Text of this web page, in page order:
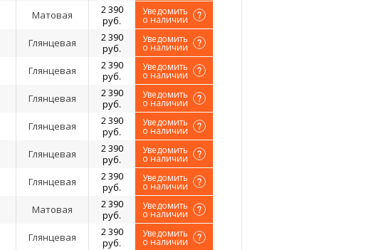
Матовая
2 390
руб.
Уведомить
о наличии
Глянцевая
2 390
руб.
Уведомить
о наличии
Глянцевая
2 390
руб.
Уведомить
о наличии
Глянцевая
2 390
руб.
Уведомить
о наличии
Глянцевая
2 390
руб.
Уведомить
о наличии
Глянцевая
2 390
руб.
Уведомить
о наличии
Глянцевая
2 390
руб.
Уведомить
о наличии
Матовая
2 390
руб.
Уведомить
о наличии
Глянцевая
2 390
руб.
Уведомить
о наличии